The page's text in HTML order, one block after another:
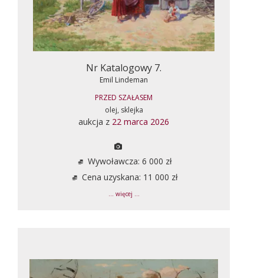
Nr Katalogowy 7.
Emil Lindeman
PRZED SZAŁASEM
olej, sklejka
aukcja z 22 marca 2026
Wywoławcza: 6 000 zł
Cena uzyskana: 11 000 zł
... więcej ...